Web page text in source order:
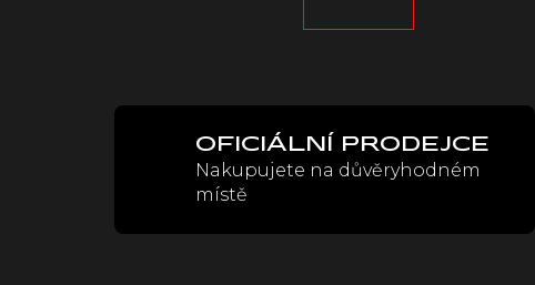
OFICIÁLNÍ PRODEJCE
Nakupujete na důvěryhodném
místě